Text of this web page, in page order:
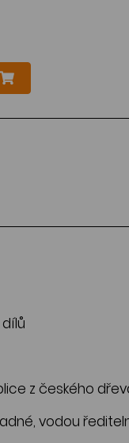
z českého
vodou